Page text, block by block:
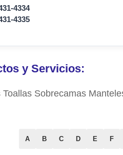
4334
4335
y Servicios:
Toallas Sobrecamas
A B C D E F